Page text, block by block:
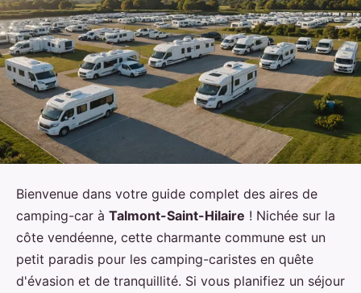
Bienvenue dans votre guide complet des aires de
camping-car à Talmont-Saint-Hilaire ! Nichée sur la
côte vendéenne, cette charmante commune est un
petit paradis pour les camping-caristes en quête
d'évasion et de tranquillité. Si vous planifiez un séjour